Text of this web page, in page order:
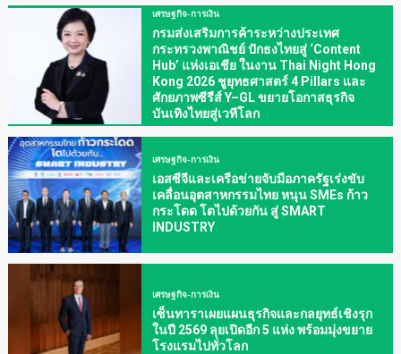
เศรษฐกิจ-การเงิน
กรมส่งเสริมการค้าระหว่างประเทศ
กระทรวงพาณิชย์ ปักธงไทยสู่ ‘Content
Hub’ แห่งเอเชีย ในงาน Thai Night Hong
Kong 2026 ชูยุทธศาสตร์ 4 Pillars และ
ศักยภาพซีรีส์ Y–GL ขยายโอกาสธุรกิจ
บันเทิงไทยสู่เวทีโลก
เศรษฐกิจ-การเงิน
เอสซีจีและเครือข่ายจับมือภาครัฐเร่งขับ
เคลื่อนอุตสาหกรรมไทย หนุน SMEs ก้าว
กระโดด โตไปด้วยกัน สู่ SMART
INDUSTRY
เศรษฐกิจ-การเงิน
เซ็นทาราเผยแผนธุรกิจและกลยุทธ์เชิงรุก
ในปี 2569 ลุยเปิดอีก 5 แห่ง พร้อมมุ่งขยาย
โรงแรมไปทั่วโลก